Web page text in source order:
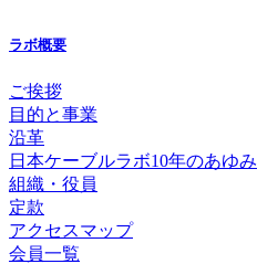
ラボ概要
ご挨拶
目的と事業
沿革
日本ケーブルラボ10年のあゆみ
組織・役員
定款
アクセスマップ
会員一覧